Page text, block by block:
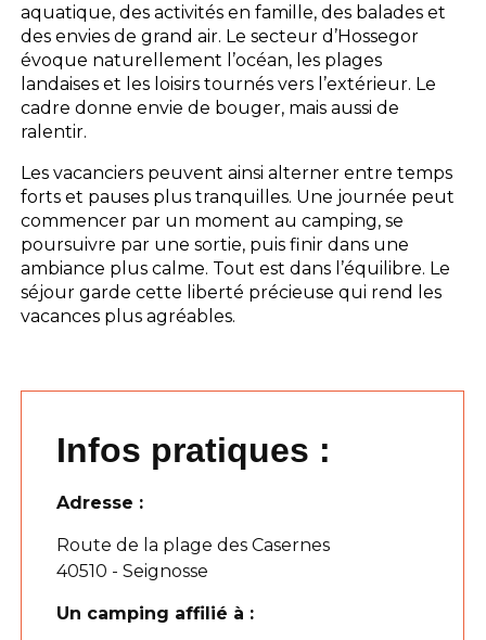
aquatique, des activités en famille, des balades et
des envies de grand air. Le secteur d’Hossegor
évoque naturellement l’océan, les plages
landaises et les loisirs tournés vers l’extérieur. Le
cadre donne envie de bouger, mais aussi de
ralentir.
Les vacanciers peuvent ainsi alterner entre temps
forts et pauses plus tranquilles. Une journée peut
commencer par un moment au camping, se
poursuivre par une sortie, puis finir dans une
ambiance plus calme. Tout est dans l’équilibre. Le
séjour garde cette liberté précieuse qui rend les
vacances plus agréables.
Infos pratiques :
Adresse :
Route de la plage des Casernes
40510 - Seignosse
Un camping affilié à :